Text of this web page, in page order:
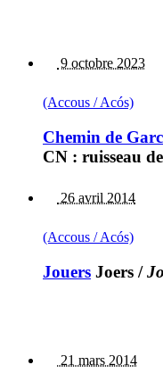
9 octobre 2023
(Accous / Acós)
Chemin de
CN : ruisseau
26 avril 2014
(Accous / Acós)
Jouers Joers /
21 mars 2014